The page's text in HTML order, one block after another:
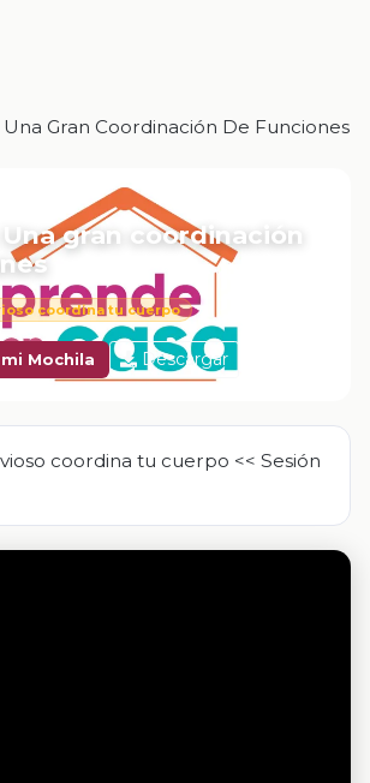
Una Gran Coordinación De Funciones
gran coordinación
coordina tu cuerpo
Mochila Descargar
coordina tu cuerpo << Sesión